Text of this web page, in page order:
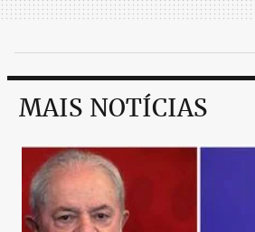
MAIS NOTÍCIAS